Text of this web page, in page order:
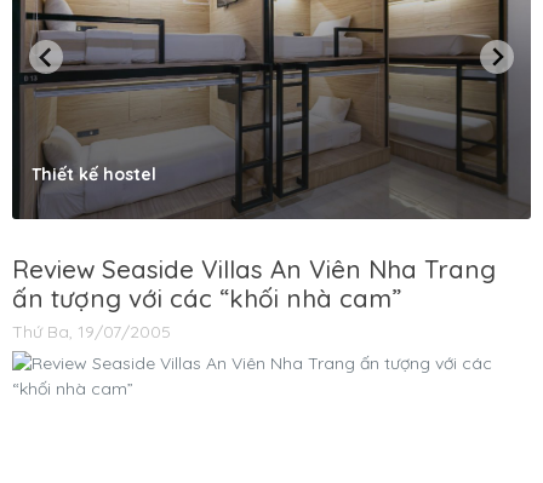
Thiết kế hostel
Review Seaside Villas An Viên Nha Trang
ấn tượng với các “khối nhà cam”
Thứ Ba, 19/07/2005